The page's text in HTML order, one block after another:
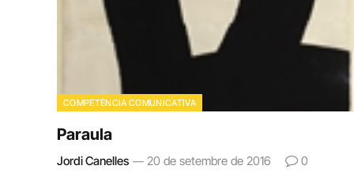
COMPETÈNCIA COMUNICATIVA
Paraula
Jordi Canelles 20 de setembre de 2016 0